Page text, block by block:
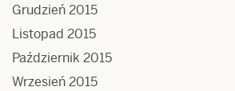
Grudzień 2015
Listopad 2015
Październik 2015
Wrzesień 2015